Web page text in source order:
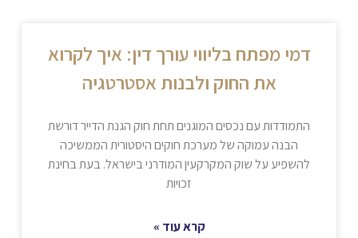
דמי מפתח בליווי עורך דין: איך לקרוא
את החוק ולבנות אסטרטגיה
התמודדות עם נכסים המוגנים תחת חוק הגנת הדייר דורשת
הבנה עמוקה של מערכת חוקים היסטורית הממשיכה
להשפיע על שוק המקרקעין המודרני בישראל. בעת בחינת
זכויות
קרא עוד »